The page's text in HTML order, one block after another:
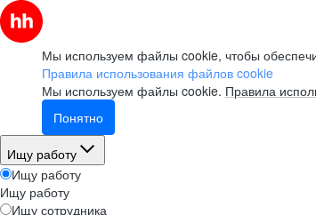
Мы используем файлы cookie, чтобы
Правила использования файлов cookie
Мы используем файлы cookie. Правила
Понятно
Ищу работу
Ищу работу
Ищу работу
Ищу сотрудника